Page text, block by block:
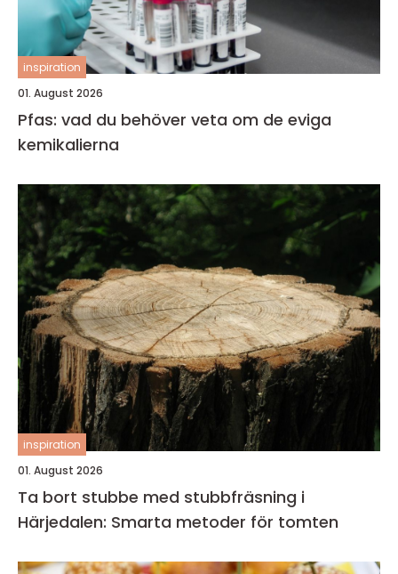
inspiration
01. August 2026
Pfas: vad du behöver veta om de eviga
kemikalierna
inspiration
01. August 2026
Ta bort stubbe med stubbfräsning i
Härjedalen: Smarta metoder för tomten